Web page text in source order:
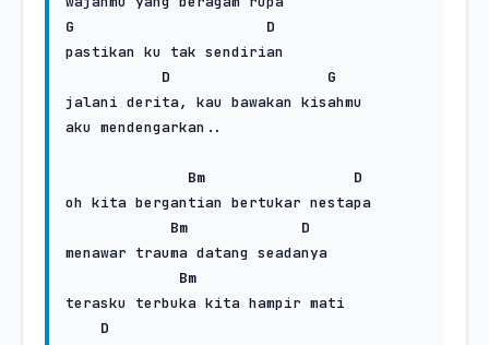
G
D
pastikan ku tak sendirian
D
G
jalani derita, kau bawakan kisahmu
aku mendengarkan..
Bm
D
oh kita bergantian bertukar nestapa
Bm
D
menawar trauma datang seadanya
Bm
terasku terbuka kita hampir mati
D